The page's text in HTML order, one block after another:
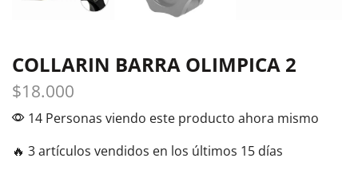
COLLARIN BARRA OLIMPICA 2
$18.000
14 Personas viendo este producto ahora mismo
🔥 3 artículos vendidos en los últimos 15 días